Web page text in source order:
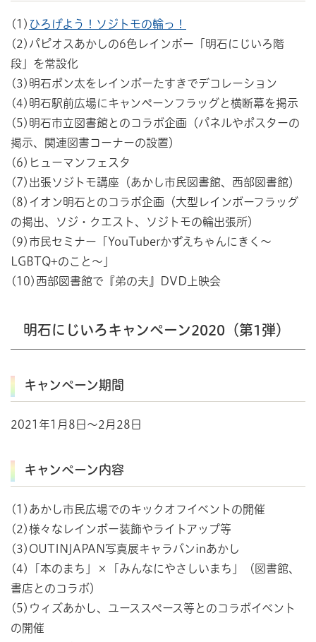
(1) ひろげよう！ソジトモの輪っ！
(2)パピオスあかしの6色レインボー「明石にじいろ階
段」を常設化
(3)明石ポン太をレインボーたすきでデコレーション
(4)明石駅前広場にキャンペーンフラッグと横断幕を掲示
(5)明石市立図書館とのコラボ企画（パネルやポスターの
掲示、関連図書コーナーの設置）
(6)ヒューマンフェスタ
(7)出張ソジトモ講座（あかし市民図書館、西部図書館）
(8)イオン明石とのコラボ企画（大型レインボーフラッグ
の掲出、ソジ・クエスト、ソジトモの輪出張所）
(9)市民セミナー「YouTuberかずえちゃんにきく～
LGBTQ+のこと～」
(10)西部図書館で『弟の夫』DVD上映会
明石にじいろキャンペーン2020（第1弾）
キャンペーン期間
2021年1月8日～2月28日
キャンペーン内容
(1)あかし市民広場でのキックオフイベントの開催
(2)様々なレインボー装飾やライトアップ等
(3)OUTINJAPAN写真展キャラバンinあかし
(4)「本のまち」×「みんなにやさしいまち」（図書館、
書店とのコラボ）
(5)ウィズあかし、ユーススペース等とのコラボイベント
の開催